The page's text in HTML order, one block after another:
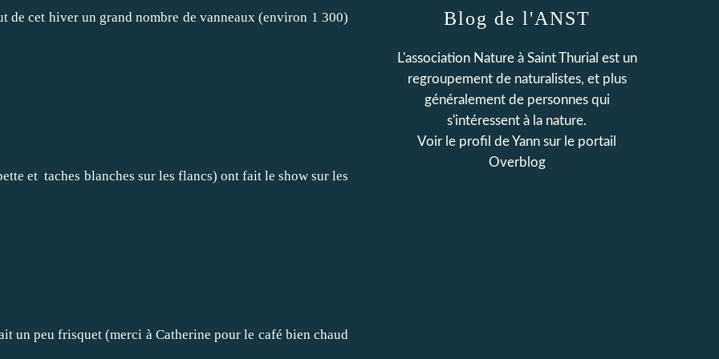
de cet hiver un grand nombre de vanneaux (environ 1 300)
et taches blanches sur les flancs) ont fait le show sur les
un peu frisquet (merci à Catherine pour le café bien chaud
Blog de l'ANST
L'association Nature à Saint Thurial est un
regroupement de naturalistes, et plus
généralement de personnes qui
s'intéressent à la nature.
Voir le profil deYann sur le portail
Overblog